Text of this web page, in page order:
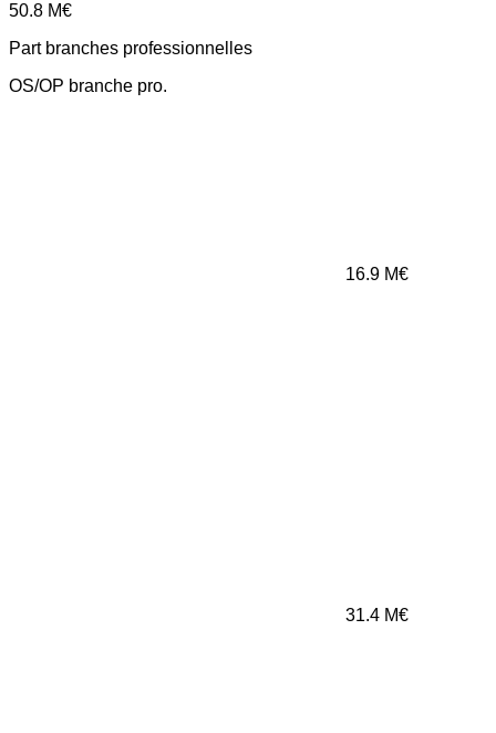
50.8 M€
Part branches professionnelles
OS/OP branche pro.
16.9 M€
31.4 M€